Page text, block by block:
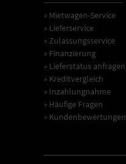
» Mietwagen-Service
» Lieferservice
» Zulassungsservice
» Finanzierung
» Lieferstatus anfragen
» Kreditvergleich
» Inzahlungnahme
» Häufige Fragen
» Kundenbewertungen